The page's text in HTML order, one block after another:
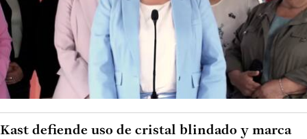
Kast defiende uso de cristal blindado y marca